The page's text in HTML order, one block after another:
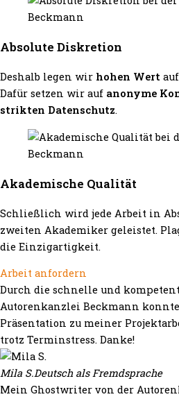
Absolute Diskretion
Deshalb legen wir hohen Wert
Dafür setzen wir auf anonyme
strikten Datenschutz.
Akademische Qualität
Schließlich wird jede Arbeit in
zweiten Akademiker geleistet.
die Einzigartigkeit.
Arbeit anfordern
Durch die schnelle und
Autorenkanzlei Beckmann
Präsentation zu meiner
trotz Terminstress. Danke!
Mila S.Deutsch als Fremdsprache
Mein Ghostwriter von der